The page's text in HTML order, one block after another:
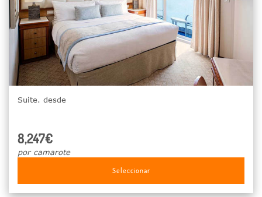
Suite. desde
8,247€
por camarote
Seleccionar